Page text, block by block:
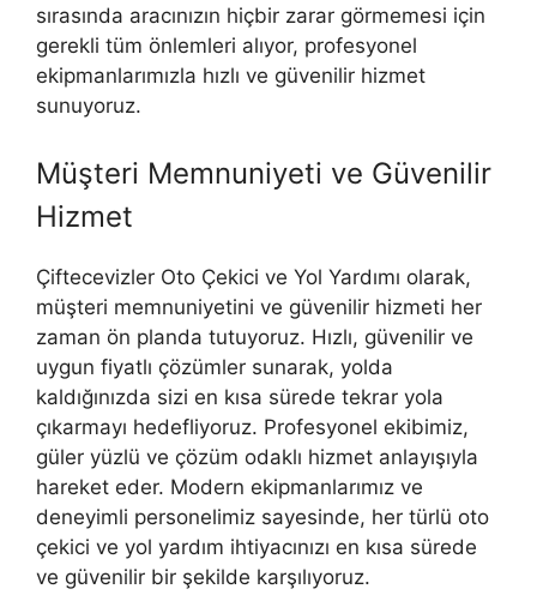
sırasında aracınızın hiçbir zarar görmemesi için
gerekli tüm önlemleri alıyor, profesyonel
ekipmanlarımızla hızlı ve güvenilir hizmet
sunuyoruz.
Müşteri Memnuniyeti ve Güvenilir
Hizmet
Çiftecevizler Oto Çekici ve Yol Yardımı olarak,
müşteri memnuniyetini ve güvenilir hizmeti her
zaman ön planda tutuyoruz. Hızlı, güvenilir ve
uygun fiyatlı çözümler sunarak, yolda
kaldığınızda sizi en kısa sürede tekrar yola
çıkarmayı hedefliyoruz. Profesyonel ekibimiz,
güler yüzlü ve çözüm odaklı hizmet anlayışıyla
hareket eder. Modern ekipmanlarımız ve
deneyimli personelimiz sayesinde, her türlü oto
çekici ve yol yardım ihtiyacınızı en kısa sürede
ve güvenilir bir şekilde karşılıyoruz.